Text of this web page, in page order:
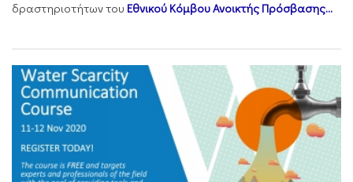
δραστηριοτήτων του Εθνικού Κόμβου Ανοικτής Πρόσβασης...